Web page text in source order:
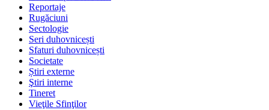
Reportaje
Rugăciuni
Sectologie
Seri duhovnicești
Sfaturi duhovnicești
Societate
Știri externe
Ştiri interne
Tineret
Vieţile Sfinţilor